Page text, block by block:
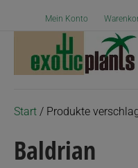
Mein Konto
Start / Produkte
Baldrian